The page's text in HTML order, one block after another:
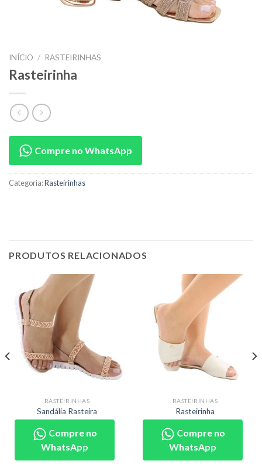
INÍCIO / RASTEIRINHAS
Rasteirinha
Compre no WhatsApp
Categoria:Rasteirinhas
PRODUTOS RELACIONADOS
RASTEIRINHAS
Sandália Rasteira
Compre no
WhatsApp
RASTEIRINHAS
Rasteirinha
Compre no
WhatsApp